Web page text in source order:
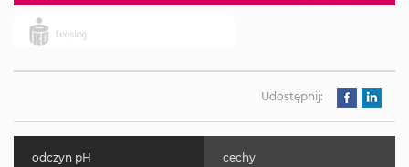
Udostępnij:
odczyn pH cechy